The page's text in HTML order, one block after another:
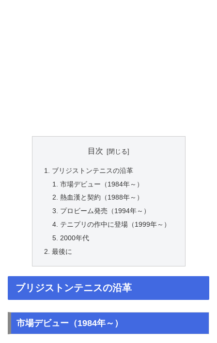
目次
ブリジストンテニスの沿革
市場デビュー（1984年～）
熱血漢と契約（1988年～）
プロビーム発売（1994年～）
テニプリの作中に登場（1999年～）
2000年代
最後に
ブリジストンテニスの沿革
市場デビュー（1984年～）